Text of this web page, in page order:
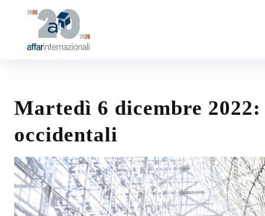
Martedì 6 dicembre
occidentali